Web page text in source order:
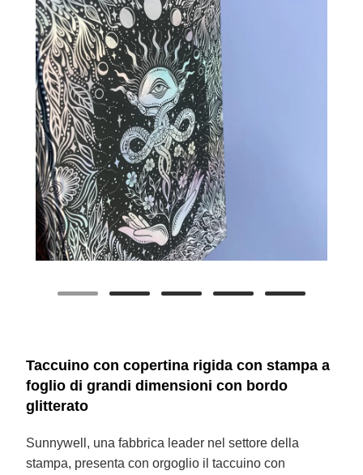
Taccuino con copertina rigida con stampa a
foglio di grandi dimensioni con bordo
glitterato
Sunnywell, una fabbrica leader nel settore della
stampa, presenta con orgoglio il taccuino con